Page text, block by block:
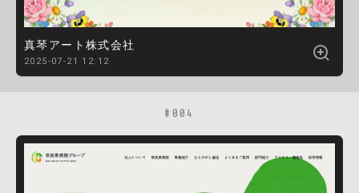
真琴アート株式会社
2025-07-21 12:12